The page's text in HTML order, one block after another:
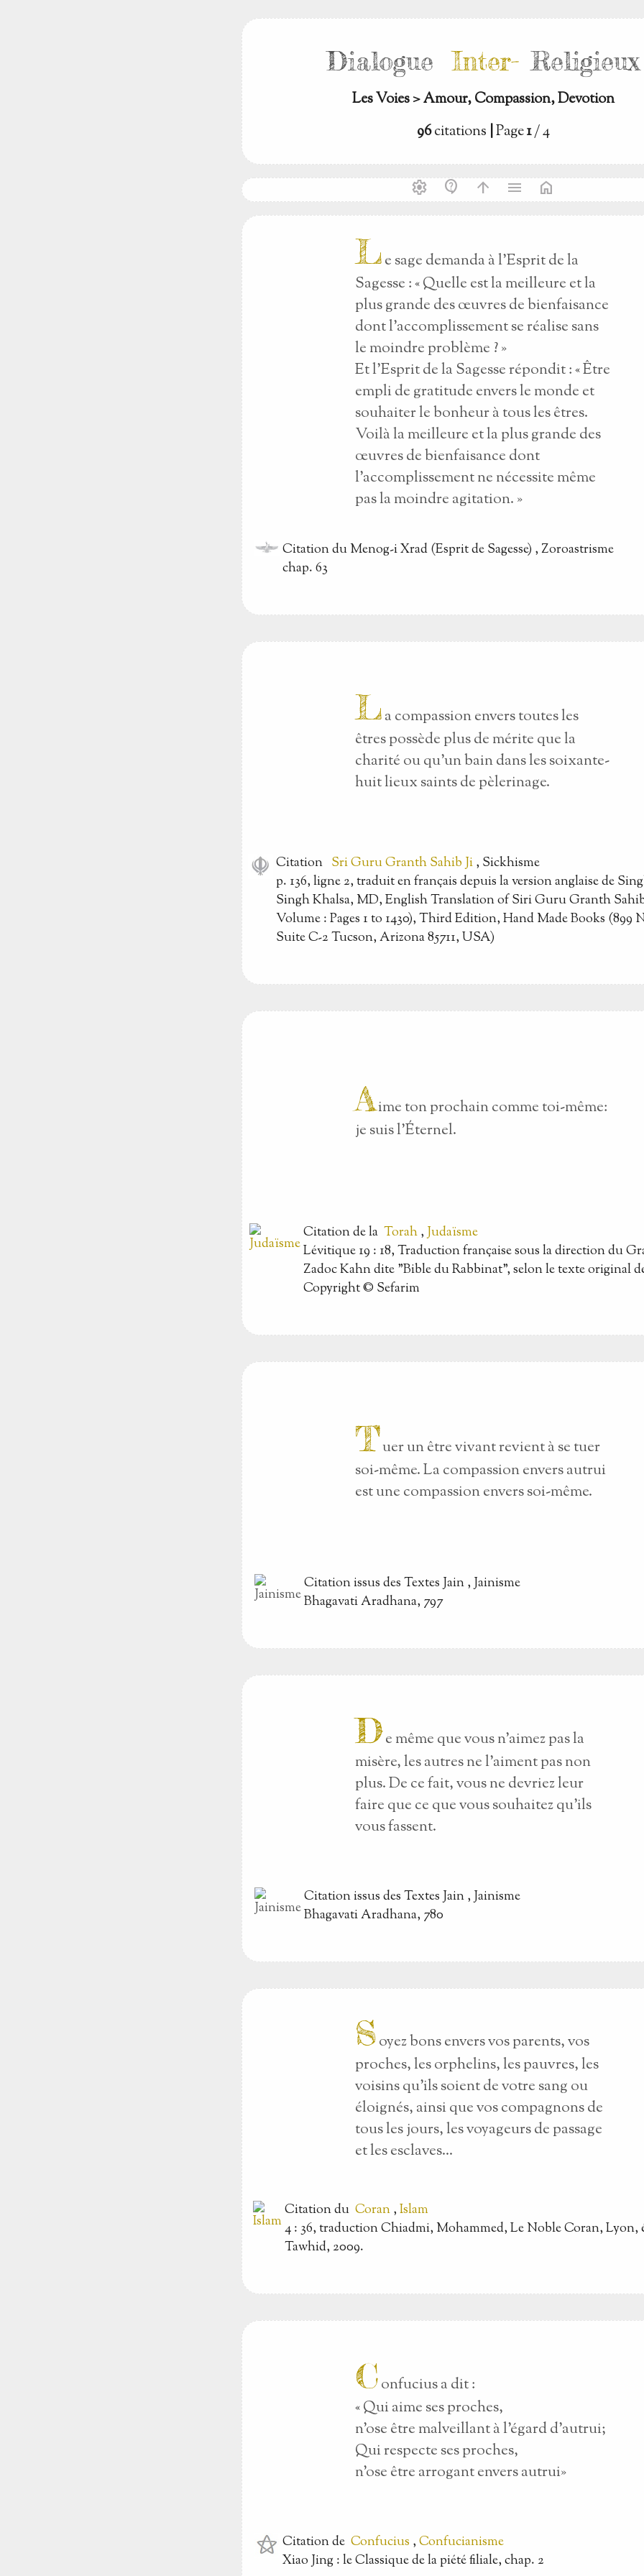
Dialogue Inter- Religieux
Les Voies > Amour, Compassion, Devotion
96citations |Page1/ 4
settings contact_support arrow_upward menu home
Le sage demanda à l’Esprit de la
Sagesse : « Quelle est la meilleure et la
plus grande des œuvres de bienfaisance
dont l’accomplissement se réalise sans
le moindre problème ? »
Et l’Esprit de la Sagesse répondit : « Être
empli de gratitude envers le monde et
souhaiter le bonheur à tous les êtres.
Voilà la meilleure et la plus grande des
œuvres de bienfaisance dont
l’accomplissement ne nécessite même
pas la moindre agitation. »
CitationduMenog-i Xrad (Esprit de Sagesse) , Zoroastrisme
chap. 63
La compassion envers toutes les
êtres possède plus de mérite que la
charité ou qu’un bain dans les soixante-
huit lieux saints de pèlerinage.
Citation Sri Guru Granth Sahib Ji, Sickhisme
p. 136, ligne 2, traduit en français depuis la version anglaise de
Singh Khalsa, MD, English Translation of Siri Guru Granth
Volume : Pages 1 to 1430), Third Edition, Hand Made Books (899
Suite C-2 Tucson, Arizona 85711, USA)
Aime ton prochain comme toi-même:
je suis l'Éternel.
Citationde la Torah,Judaïsme
Lévitique 19 : 18, Traduction française sous la direction du
Zadoc Kahn dite "Bible du Rabbinat", selon le texte original
Copyright © Sefarim
Tuer un être vivant revient à se tuer
soi-même. La compassion envers autrui
est une compassion envers soi-même.
Citationissus desTextes Jain, Jainisme
Bhagavati Aradhana, 797
De même que vous n’aimez pas la
misère, les autres ne l’aiment pas non
plus. De ce fait, vous ne devriez leur
faire que ce que vous souhaitez qu’ils
vous fassent.
Citationissus desTextes Jain, Jainisme
Bhagavati Aradhana, 780
Soyez bons envers vos parents, vos
proches, les orphelins, les pauvres, les
voisins qu’ils soient de votre sang ou
éloignés, ainsi que vos compagnons de
tous les jours, les voyageurs de passage
et les esclaves...
Citationdu Coran,Islam
4 : 36, traduction Chiadmi, Mohammed, Le Noble Coran, Lyon,
Tawhid, 2009.
Confucius a dit :
« Qui aime ses proches,
n’ose être malveillant à l’égard d’autrui;
Qui respecte ses proches,
n’ose être arrogant envers autrui»
Citationde Confucius ,Confucianisme
Xiao Jing : le Classique de la piété filiale, chap. 2